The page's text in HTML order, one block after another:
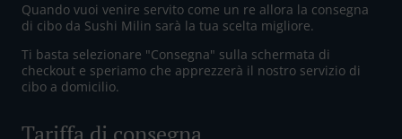
Quando vuoi venire servito come un re allora la consegna
di cibo da Sushi Milin sarà la tua scelta migliore.
Ti basta selezionare "Consegna" sulla schermata di
checkout e speriamo che apprezzerà il nostro servizio di
cibo a domicilio.